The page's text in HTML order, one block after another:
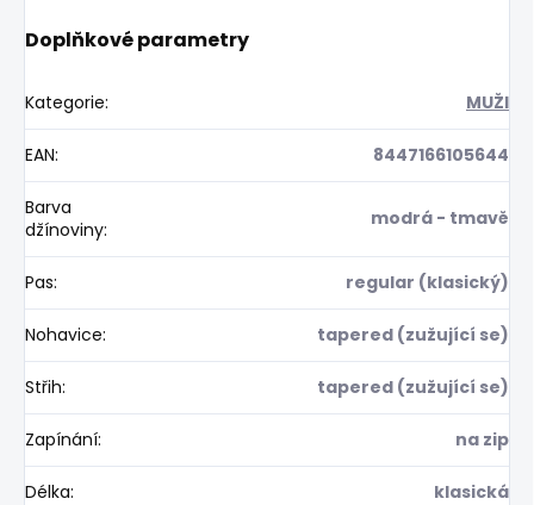
Doplňkové parametry
Kategorie: MUŽI
EAN: 8447166105644
Barva
džínoviny: modrá - tmavě
Pas: regular (klasický)
Nohavice: tapered (zužující se)
Střih: tapered (zužující se)
Zapínání: na zip
Délka: klasická